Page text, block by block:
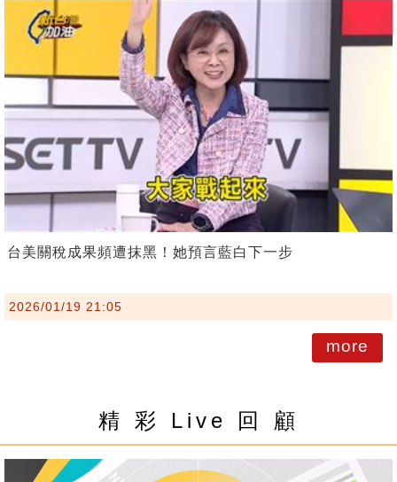
台美關稅成果頻遭抹黑！她預言藍白下一步
2026/01/19 21:05
more
精 彩 Live 回 顧